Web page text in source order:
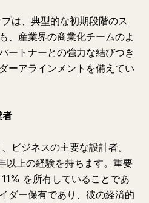
は、典型的な初期段階のス
、産業界の商業化チームのよ
ートナーとの強力な結びつき
ーアラインメントを備えてい
ビジネスの主要な設計者。
以上の経験を持ちます。重要
を所有していることであ
ダー保有であり、彼の経済的